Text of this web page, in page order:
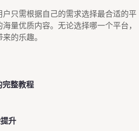
只需根据自己的需求选择最合适的平
量优质内容。无论选择哪一个平台，
的乐趣。
整教程
升